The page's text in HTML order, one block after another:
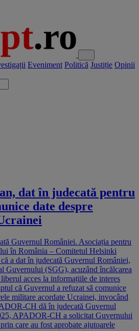
Eveniment Politică Justiție Opinii
dat în judecată pentru
date despre
Guvernul României. Asociația pentru
în România – Comitetul Helsinki
a dat în judecată Guvernul României,
Guvernului (SGG), acuzând încălcarea
acces la informațiile de interes
că Guvernul a refuzat să comunice
militare acordate Ucrainei, invocând
CH dă în judecată Guvernul
APADOR-CH a solicitat Guvernului
care au fost aprobate ajutoarele